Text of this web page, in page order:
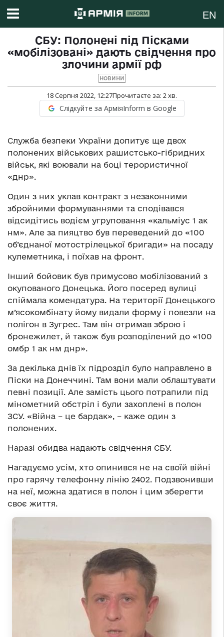
EN
СБУ: Полонені під Пісками
«мобілізовані» дають свідчення про
злочини армії рф
НОВИНИ
18 Серпня 2022, 12:27Прочитаєте за: 2хв.
Слідкуйте за АрміяInform в Google
Служба безпеки України допитує ще двох
полонених військових рашистсько-гібридних
військ, які воювали на боці терористичної
«днр».
Один з них уклав контракт з незаконними
збройними формуваннями та сподівався
відсидітись водієм угруповання «кальміус 1 ак
нм». Але за пияцтво був переведений до «100
об’єднаної мотострілецької бригади» на посаду
кулеметника, і поїхав на фронт.
Інший бойовик був примусово мобілізований з
окупованого Донецька. Його посеред вулиці
спіймала комендатура. На території Донецького
м’ясокомбінату йому видали форму і повезли на
полігон в Зугрес. Там він отримав зброю і
бронежилет, й також був розподілений до «100
омбр 1 ак нм днр».
За декілька днів їх підрозділ було направлено в
Піски на Донеччині. Там вони мали облаштувати
певні позиції. Але замість цього потрапили під
мінометний обстріл і були захоплені в полон
ЗСУ. «Війна – це бардак», – каже один з
полонених.
Наразі обидва надають свідчення СБУ.
Нагадуємо усім, хто опинився не на своїй війні
про гарячу телефонну лінію 2402. Подзвонивши
на неї, можна здатися в полон і цим зберегти
своє життя.